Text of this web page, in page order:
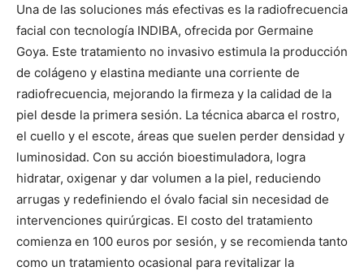
Una de las soluciones más efectivas es la radiofrecuencia
facial con tecnología INDIBA, ofrecida por Germaine
Goya. Este tratamiento no invasivo estimula la producción
de colágeno y elastina mediante una corriente de
radiofrecuencia, mejorando la firmeza y la calidad de la
piel desde la primera sesión. La técnica abarca el rostro,
el cuello y el escote, áreas que suelen perder densidad y
luminosidad. Con su acción bioestimuladora, logra
hidratar, oxigenar y dar volumen a la piel, reduciendo
arrugas y redefiniendo el óvalo facial sin necesidad de
intervenciones quirúrgicas. El costo del tratamiento
comienza en 100 euros por sesión, y se recomienda tanto
como un tratamiento ocasional para revitalizar la